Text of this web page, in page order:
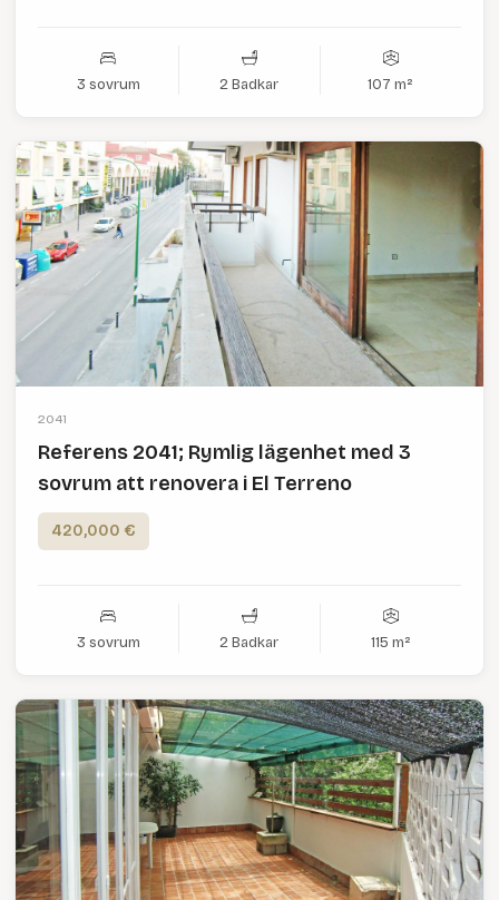
3 sovrum 2 Badkar 107 m²
2041
Referens 2041; Rymlig lägenhet med 3
sovrum att renovera i El Terreno
420,000 €
3 sovrum 2 Badkar 115 m²